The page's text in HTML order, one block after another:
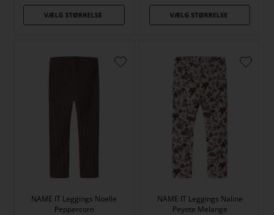
NAME IT Leggings Noelle
Peppercorn
NAME IT Leggings Naline
Peyote Melange